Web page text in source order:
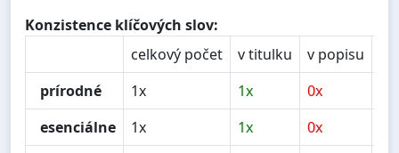
Konzistence klíčových slov:
celkový počet
v titulku v popisu
prírodné
1x 1x 0x
esenciálne
1x 1x 0x